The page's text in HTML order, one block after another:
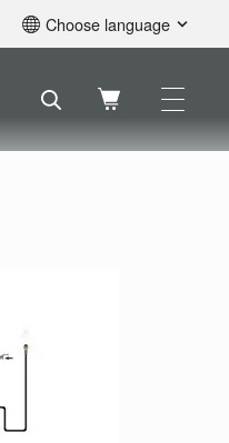
Choose language
Svenska
Nederlands